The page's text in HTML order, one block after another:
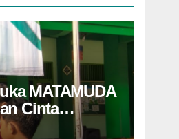
MATAMUDA
Cinta